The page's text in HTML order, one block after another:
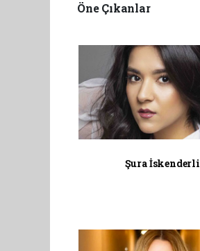
Öne Çıkanlar
Şura İskenderli